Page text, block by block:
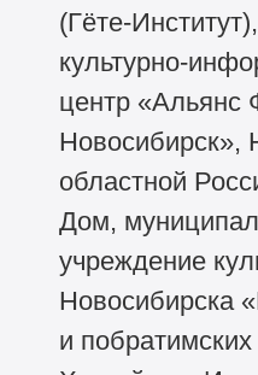
(Гёте-
культурно-
центр «Альянс
Новосибирск»,
областной
Дом,
учреждение
Новосибирска
и